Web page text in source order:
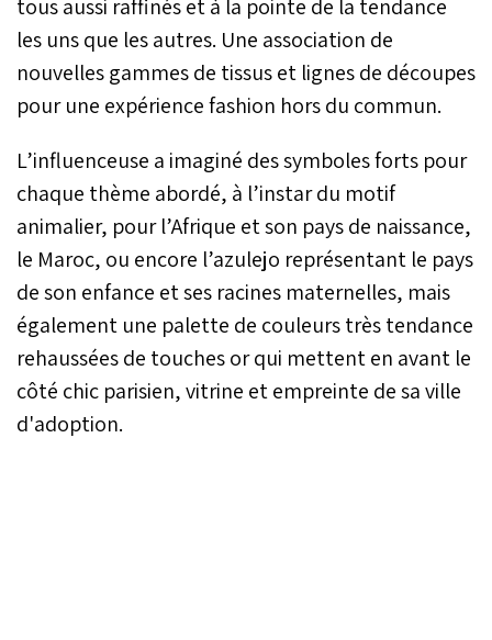
tous aussi raffinés et à la pointe de la tendance
les uns que les autres. Une association de
nouvelles gammes de tissus et lignes de découpes
pour une expérience fashion hors du commun.
L’influenceuse a imaginé des symboles forts pour
chaque thème abordé, à l’instar du motif
animalier, pour l’Afrique et son pays de naissance,
le Maroc, ou encore l’azulejo représentant le pays
de son enfance et ses racines maternelles, mais
également une palette de couleurs très tendance
rehaussées de touches or qui mettent en avant le
côté chic parisien, vitrine et empreinte de sa ville
d'adoption.